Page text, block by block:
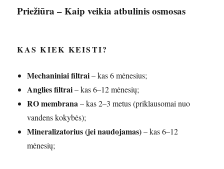
Priežiūra – Kaip veikia atbulinis osmosas
KAS KIEK KEISTI?
Mechaniniai filtrai– kas 6 mėnesius;
Anglies filtrai– kas 6–12 mėnesių;
RO membrana– kas 2–3 metus (priklausomai nuo
vandens kokybės);
Mineralizatorius (jei naudojamas)– kas 6–12
mėnesių;